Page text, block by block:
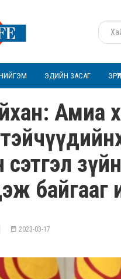
ЭДИЙН ЗАСАГ
Амиа
сэтгэл
2023-03-17